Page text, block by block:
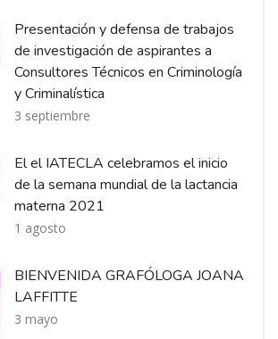
Presentación y defensa de trabajos
de investigación de aspirantes a
Consultores Técnicos en Criminología
y Criminalística
3 septiembre
El el IATECLA celebramos el inicio
de la semana mundial de la lactancia
materna 2021
1 agosto
BIENVENIDA GRAFÓLOGA JOANA
LAFFITTE
3 mayo